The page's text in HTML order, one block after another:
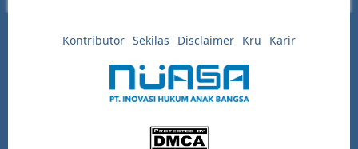
Kontributor Sekilas Disclaimer Kru Karir